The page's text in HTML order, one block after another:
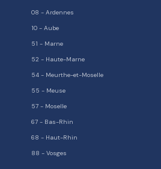
08 - Ardennes
10 - Aube
51 - Marne
52 - Haute-Marne
54 - Meurthe-et-Moselle
55 - Meuse
57 - Moselle
67 - Bas-Rhin
68 - Haut-Rhin
88 - Vosges